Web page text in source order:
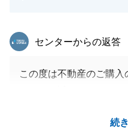
続
東急リバブル
センターからの返答
この度は不動産のご購
今後もY様のお力になれ